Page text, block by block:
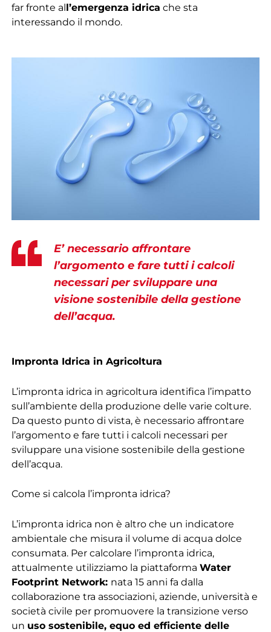
far fronte all’emergenza idrica che sta
interessando il mondo.
E’ necessario affrontare
l’argomento e fare tutti i calcoli
necessari per sviluppare una
visione sostenibile della gestione
dell’acqua.
Impronta Idrica in Agricoltura
L’impronta idrica in agricoltura identifica l’impatto
sull’ambiente della produzione delle varie colture.
Da questo punto di vista, è necessario affrontare
l’argomento e fare tutti i calcoli necessari per
sviluppare una visione sostenibile della gestione
dell’acqua.
Come si calcola l’impronta idrica?
L’impronta idrica non è altro che un indicatore
ambientale che misura il volume di acqua dolce
consumata. Per calcolare l’impronta idrica,
attualmente utilizziamo la piattaforma Water
Footprint Network: nata 15 anni fa dalla
collaborazione tra associazioni, aziende, università e
società civile per promuovere la transizione verso
un uso sostenibile, equo ed efficiente delle